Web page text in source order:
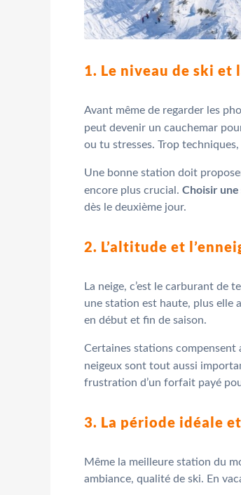
1. Le niveau de ski
Avant même de regarder les
peut devenir un cauchemar
ou tu stresses. Trop
Une bonne station doit
encore plus crucial. Choisir
dès le deuxième jour.
2. L’altitude et
La neige, c’est le carburant de
une station est haute, plus elle
en début et fin de saison.
Certaines stations compensent
neigeux sont tout aussi
frustration d’un forfait payé
3. La période idéale
Même la meilleure station du
ambiance, qualité de ski. En